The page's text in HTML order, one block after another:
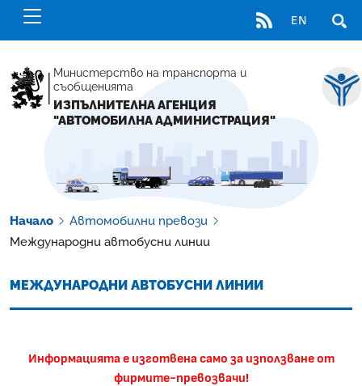
RSS EN
Министерство на транспорта и
съобщенията
ИЗПЪЛНИТЕЛНА АГЕНЦИЯ
"АВТОМОБИЛНА АДМИНИСТРАЦИЯ"
Начало
Автомобилни превози
Международни автобусни линии
МЕЖДУНАРОДНИ АВТОБУСНИ ЛИНИИ
Информацията е изготвена само за използване от
фирмите-превозвачи!